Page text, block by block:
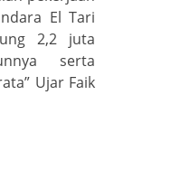
El Tari
2,2 juta
serta
Ujar Faik